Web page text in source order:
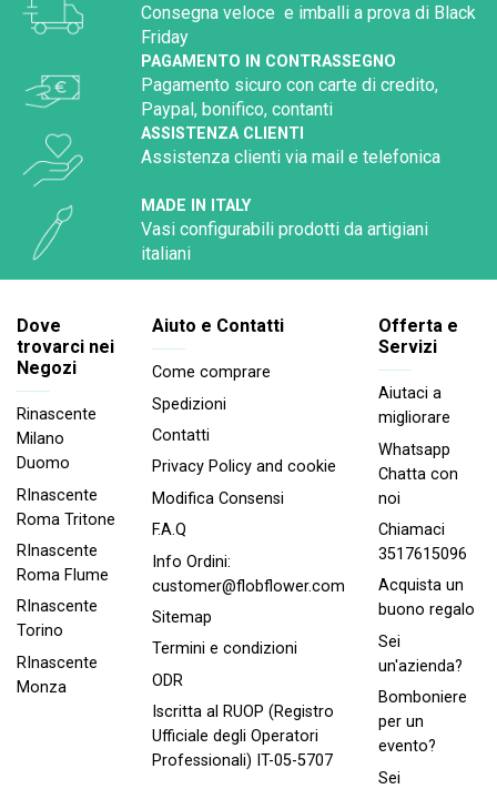
Consegna veloce e imballi a prova di Black
Friday
PAGAMENTO IN CONTRASSEGNO
Pagamento sicuro con carte di credito,
Paypal, bonifico, contanti
ASSISTENZA CLIENTI
Assistenza clienti via mail e telefonica
MADE IN ITALY
Vasi configurabili prodotti da artigiani
italiani
Dove
trovarci nei
Negozi
Rinascente
Milano
Duomo
RInascente
Roma Tritone
RInascente
Roma FIume
RInascente
Torino
RInascente
Monza
Aiuto e Contatti
Come comprare
Spedizioni
Contatti
Privacy Policy and cookie
Modifica Consensi
F.A.Q
Info Ordini:
customer@flobflower.com
Sitemap
Termini e condizioni
ODR
Iscritta al RUOP (Registro
Ufficiale degli Operatori
Professionali) IT-05-5707
Offerta e
Servizi
Aiutaci a
migliorare
Whatsapp
Chatta con
noi
Chiamaci
3517615096
Acquista un
buono regalo
Sei
un'azienda?
Bomboniere
per un
evento?
Sei